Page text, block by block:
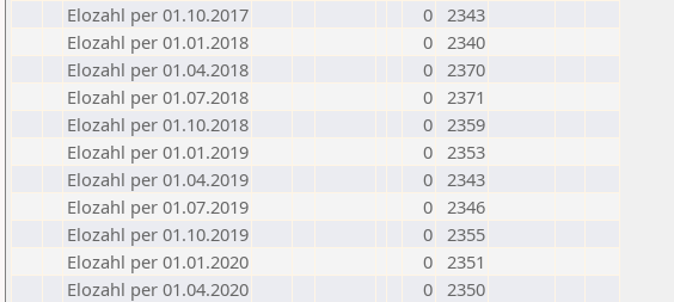
Elozahl per 01.10.2017
0 2343
Elozahl per 01.01.2018
0 2340
Elozahl per 01.04.2018
0 2370
Elozahl per 01.07.2018
0 2371
Elozahl per 01.10.2018
0 2359
Elozahl per 01.01.2019
0 2353
Elozahl per 01.04.2019
0 2343
Elozahl per 01.07.2019
0 2346
Elozahl per 01.10.2019
0 2355
Elozahl per 01.01.2020
0 2351
Elozahl per 01.04.2020
0 2350